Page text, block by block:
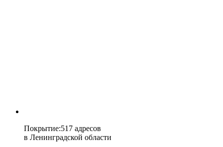
Покрытие:517 адресов
в Ленинградской области